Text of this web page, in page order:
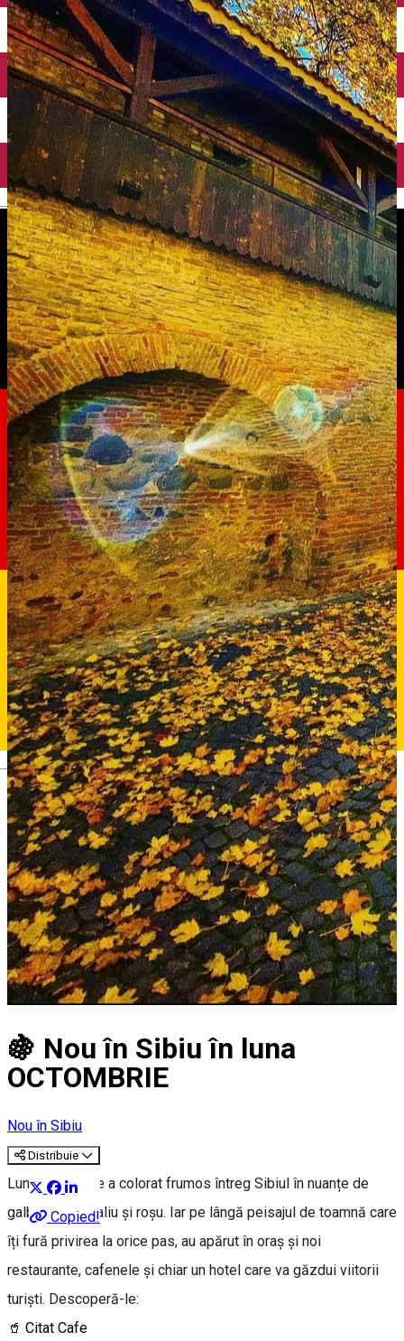
English
Deutsch
🍇 Nou în Sibiu în luna
OCTOMBRIE
Nou în Sibiu
Distribuie
Copied!
Luna octombrie a colorat frumos întreg Sibiul în nuanțe de
galben, portocaliu și roșu. Iar pe lângă peisajul de toamnă care
îți fură privirea la orice pas, au apărut în oraș și noi
restaurante, cafenele și chiar un hotel care va găzdui viitorii
turiști. Descoperă-le:
🥤 Citat Cafe